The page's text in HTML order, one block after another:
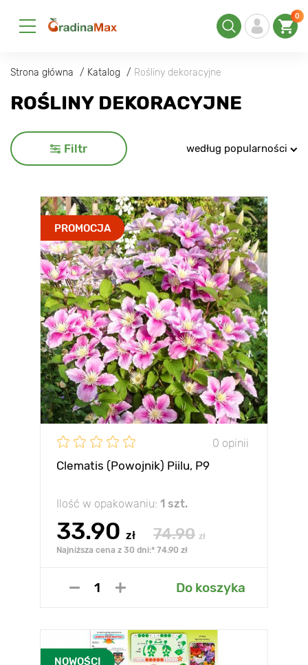
0
Strona główna Katalog Rośliny dekoracyjne
ROŚLINY DEKORACYJNE
Filtr według popularności
PROMOCJA
0 opinii
Clematis (Powojnik) Piilu, P9
Ilość w opakowaniu: 1 szt.
33.90 zł 74.90 zł
Najniższa cena z 30 dni:* 74.90 zł
Do koszyka
NOWOŚCI